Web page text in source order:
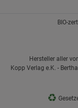
BIO-
Hersteller aller
Kopp Verlag e.K. -
♻